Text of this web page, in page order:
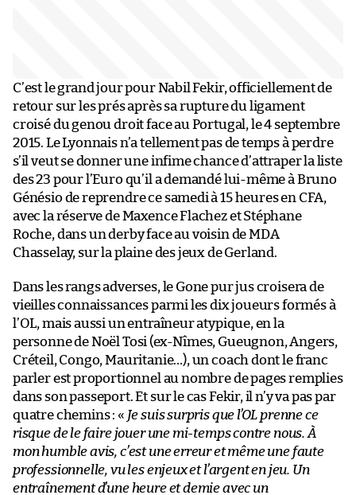
C’est le grand jour pour Nabil Fekir, officiellement de
retour sur les prés après sa rupture du ligament
croisé du genou droit face au Portugal, le 4 septembre
2015. Le Lyonnais n’a tellement pas de temps à perdre
s’il veut se donner une infime chance d’attraper la liste
des 23 pour l’Euro qu’il a demandé lui-même à Bruno
Génésio de reprendre ce samedi à 15 heures en CFA,
avec la réserve de Maxence Flachez et Stéphane
Roche, dans un derby face au voisin de MDA
Chasselay, sur la plaine des jeux de Gerland.
Dans les rangs adverses, le Gone pur jus croisera de
vieilles connaissances parmi les dix joueurs formés à
l’OL, mais aussi un entraîneur atypique, en la
personne de Noël Tosi (ex-Nîmes, Gueugnon, Angers,
Créteil, Congo, Mauritanie…), un coach dont le franc
parler est proportionnel au nombre de pages remplies
dans son passeport. Et sur le cas Fekir, il n’y va pas par
quatre chemins : « Je suis surpris que l’OL prenne ce
risque de le faire jouer une mi-temps contre nous. À
mon humble avis, c’est une erreur et même une faute
professionnelle, vu les enjeux et l’argent en jeu. Un
entraînement d’une heure et demie avec un